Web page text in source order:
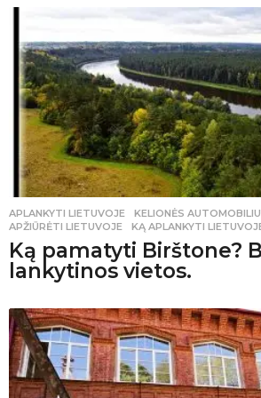
APLANKYTI LIETUVOJE ,KELIONĖS AUTOMOBILIU
APŽIŪRĖTI LIETUVOJE
,KĄ APLANKYTI
Ką pamatyti Birštone?
lankytinos vietos.